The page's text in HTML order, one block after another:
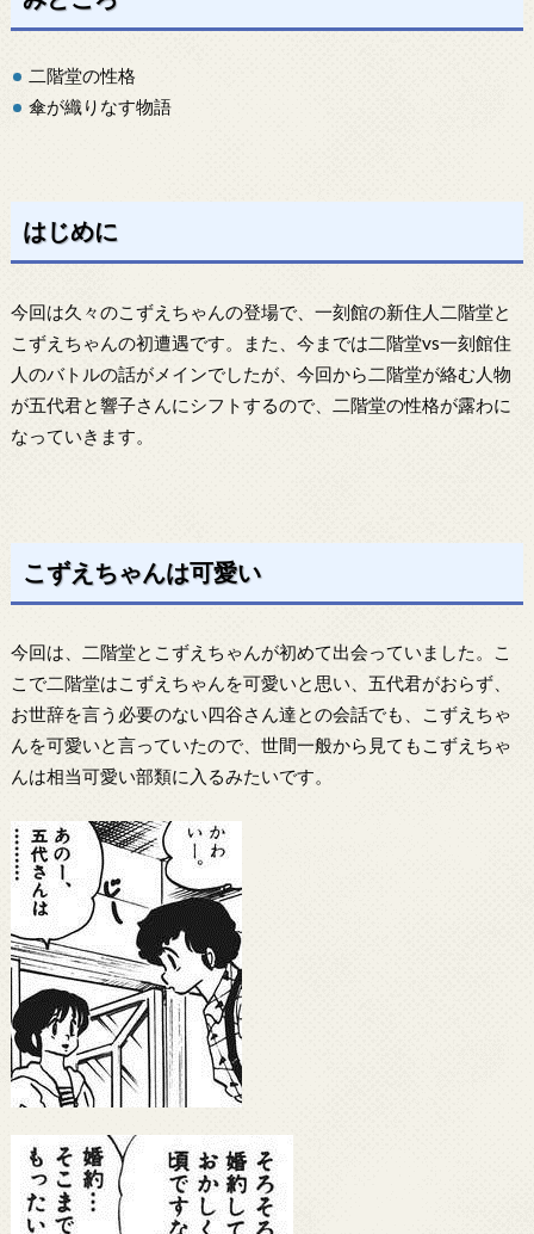
二階堂の性格
傘が織りなす物語
はじめに
今回は久々のこずえちゃんの登場で、一刻館の新住人二階堂と
こずえちゃんの初遭遇です。また、今までは二階堂vs一刻館住
人のバトルの話がメインでしたが、今回から二階堂が絡む人物
が五代君と響子さんにシフトするので、二階堂の性格が露わに
なっていきます。
こずえちゃんは可愛い
今回は、二階堂とこずえちゃんが初めて出会っていました。こ
こで二階堂はこずえちゃんを可愛いと思い、五代君がおらず、
お世辞を言う必要のない四谷さん達との会話でも、こずえちゃ
んを可愛いと言っていたので、世間一般から見てもこずえちゃ
んは相当可愛い部類に入るみたいです。